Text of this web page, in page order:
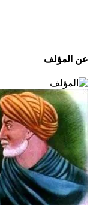
عن المؤلف